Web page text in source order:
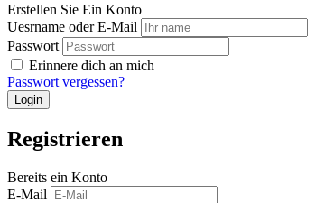
Erstellen Sie Ein Konto
Uesrname oder E-Mail
Passwort
Erinnere dich an mich
Passwort vergessen?
Registrieren
Bereits ein Konto
E-Mail